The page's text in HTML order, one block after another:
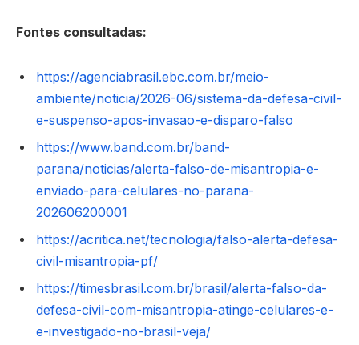
Fontes consultadas:
https://agenciabrasil.ebc.com.br/meio-
ambiente/noticia/2026-06/sistema-da-defesa-civil-
e-suspenso-apos-invasao-e-disparo-falso
https://www.band.com.br/band-
parana/noticias/alerta-falso-de-misantropia-e-
enviado-para-celulares-no-parana-
202606200001
https://acritica.net/tecnologia/falso-alerta-defesa-
civil-misantropia-pf/
https://timesbrasil.com.br/brasil/alerta-falso-da-
defesa-civil-com-misantropia-atinge-celulares-e-
e-investigado-no-brasil-veja/